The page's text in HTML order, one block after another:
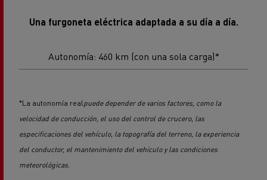
Una furgoneta eléctrica adaptada a su día a día.
Autonomía: 460 km (con una sola carga)*
*La autonomía real puede depender de varios factores, como la
velocidad de conducción, el uso del control de crucero, las
especificaciones del vehículo, la topografía del terreno, la experiencia
del conductor, el mantenimiento del vehículo y las condiciones
meteorológicas.